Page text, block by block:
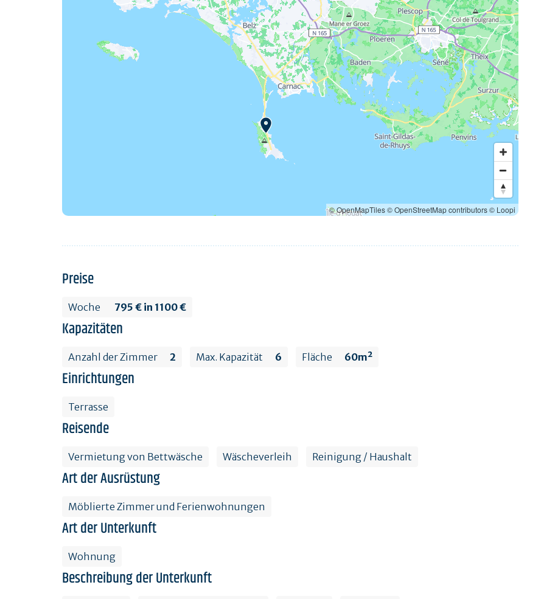
© OpenMapTiles© OpenStreetMap contributors© Loopi
Preise
Woche 795 € in 1100 €
Kapazitäten
Anzahl der Zimmer 2 Max. Kapazität 6 Fläche 60m²
Einrichtungen
Terrasse
Reisende
Vermietung von Bettwäsche Wäscheverleih Reinigung / Haushalt
Art der Ausrüstung
Möblierte Zimmer und Ferienwohnungen
Art der Unterkunft
Wohnung
Beschreibung der Unterkunft